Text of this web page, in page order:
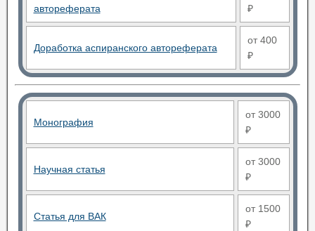
автореферата
₽
Доработка аспиранского автореферата
от 400
₽
Монография
от 3000
₽
Научная статья
от 3000
₽
Статья для ВАК
от 1500
₽